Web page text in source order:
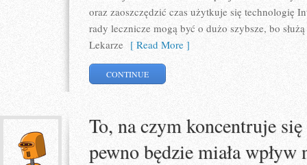
oraz zaoszczędzić czas użytkuje się technologię
rady lecznicze mogą być o dużo szybsze, bo
Lekarze [ Read More ]
CONTINUE
To, na czym koncentruje
pewno będzie miała wpływ